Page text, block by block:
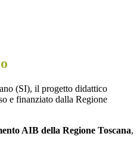
(SI), il progetto didattico
e finanziato dalla Regione
AIB della Regione Toscana,